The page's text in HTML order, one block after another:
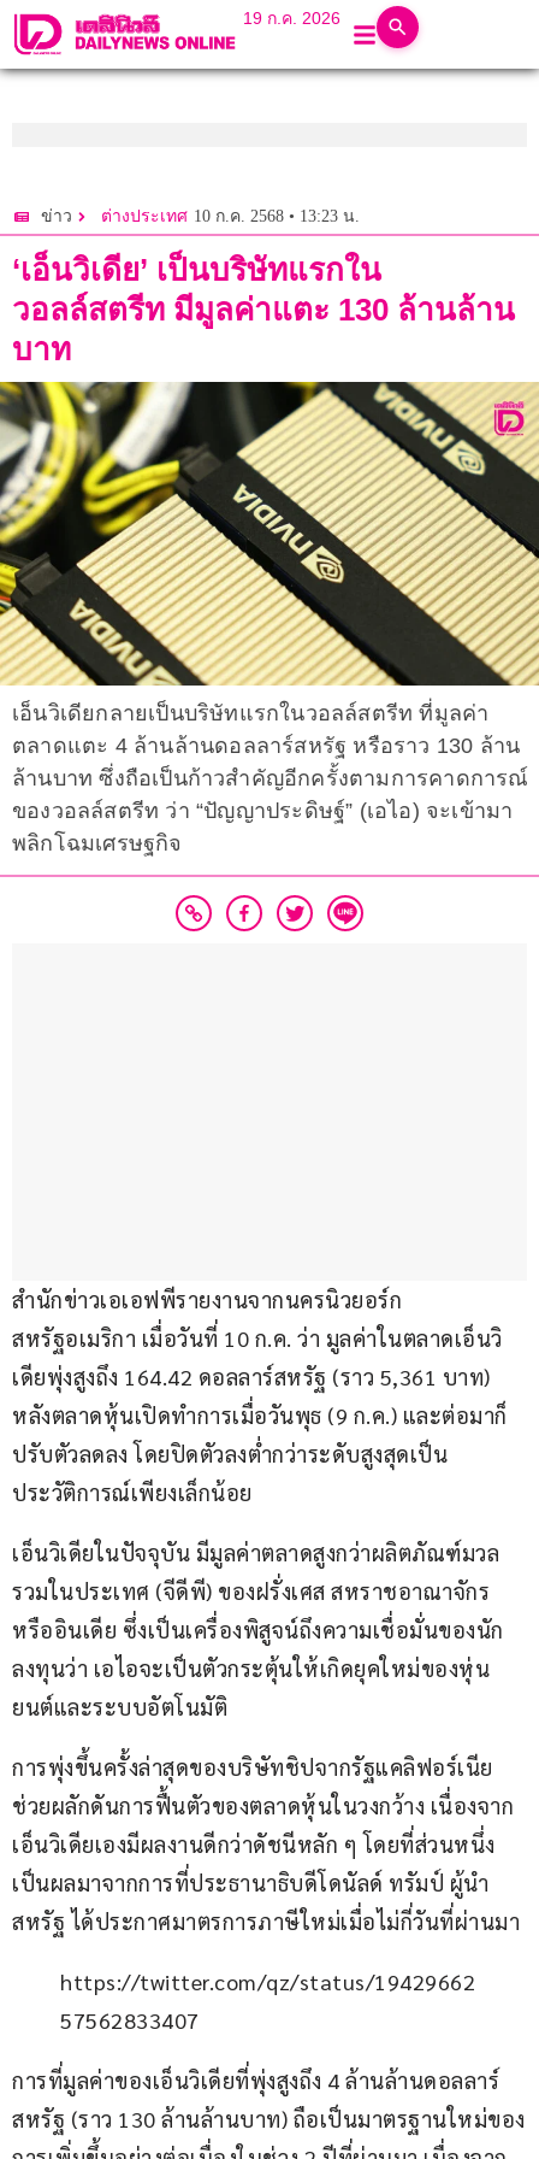
19 ก.ค. 2026
ข่าว ต่างประเทศ 10 ก.ค. 2568 • 13:23 น.
‘เอ็นวิเดีย’ เป็นบริษัทแรกใน
วอลล์สตรีท มีมูลค่าแตะ 130 ล้านล้าน
บาท
เอ็นวิเดียกลายเป็นบริษัทแรกในวอลล์สตรีท ที่มูลค่า
ตลาดแตะ 4 ล้านล้านดอลลาร์สหรัฐ หรือราว 130 ล้าน
ล้านบาท ซึ่งถือเป็นก้าวสำคัญอีกครั้งตามการคาดการณ์
ของวอลล์สตรีท ว่า “ปัญญาประดิษฐ์” (เอไอ) จะเข้ามา
พลิกโฉมเศรษฐกิจ
สำนักข่าวเอเอฟพีรายงานจากนครนิวยอร์ก
สหรัฐอเมริกา เมื่อวันที่ 10 ก.ค. ว่า มูลค่าในตลาดเอ็นวิ
เดียพุ่งสูงถึง 164.42 ดอลลาร์สหรัฐ (ราว 5,361 บาท)
หลังตลาดหุ้นเปิดทำการเมื่อวันพุธ (9 ก.ค.) และต่อมาก็
ปรับตัวลดลง โดยปิดตัวลงต่ำกว่าระดับสูงสุดเป็น
ประวัติการณ์เพียงเล็กน้อย
เอ็นวิเดียในปัจจุบัน มีมูลค่าตลาดสูงกว่าผลิตภัณฑ์มวล
รวมในประเทศ (จีดีพี) ของฝรั่งเศส สหราชอาณาจักร
หรืออินเดีย ซึ่งเป็นเครื่องพิสูจน์ถึงความเชื่อมั่นของนัก
ลงทุนว่า เอไอจะเป็นตัวกระตุ้นให้เกิดยุคใหม่ของหุ่น
ยนต์และระบบอัตโนมัติ
การพุ่งขึ้นครั้งล่าสุดของบริษัทชิปจากรัฐแคลิฟอร์เนีย
ช่วยผลักดันการฟื้นตัวของตลาดหุ้นในวงกว้าง เนื่องจาก
เอ็นวิเดียเองมีผลงานดีกว่าดัชนีหลัก ๆ โดยที่ส่วนหนึ่ง
เป็นผลมาจากการที่ประธานาธิบดีโดนัลด์ ทรัมป์ ผู้นำ
สหรัฐ ได้ประกาศมาตรการภาษีใหม่เมื่อไม่กี่วันที่ผ่านมา
https://twitter.com/qz/status/19429662
57562833407
การที่มูลค่าของเอ็นวิเดียที่พุ่งสูงถึง 4 ล้านล้านดอลลาร์
สหรัฐ (ราว 130 ล้านล้านบาท) ถือเป็นมาตรฐานใหม่ของ